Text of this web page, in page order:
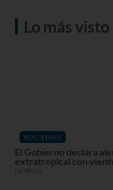
Lo más visto
SOCIEDAD
El Gobierno declara
extratropical con
06/08/26